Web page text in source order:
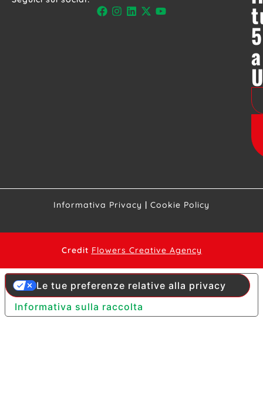
a
Informativa Privacy | Cookie Policy
Credit Flowers Creative Agency
Informativa sulla raccolta
Le tue preferenze relative alla privacy